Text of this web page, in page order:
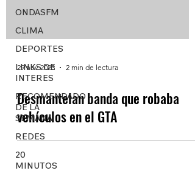
ONDASFM
CLIMA
DEPORTES
LINKS DE
INTERES
RECOMENDADO
DE LA
SEMANA
REDES
20
MINUTOS
29 nov 2023 2 min de lectura
Desmantelan banda que robaba
vehículos en el GTA